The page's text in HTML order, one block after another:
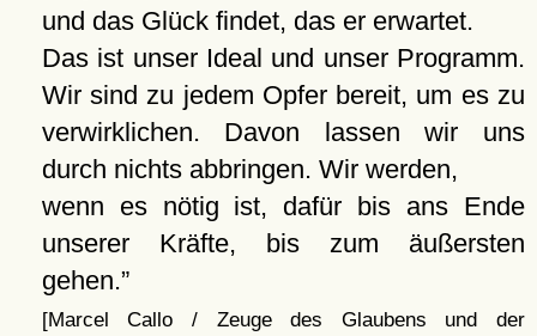
und das Glück findet, das er erwartet.
Das ist unser Ideal und unser Programm.
Wir sind zu jedem Opfer bereit, um es zu
verwirklichen. Davon lassen wir uns
durch nichts abbringen. Wir werden,
wenn es nötig ist, dafür bis ans Ende
unserer Kräfte, bis zum äußersten
gehen.
[Marcel Callo / Zeuge des Glaubens und der